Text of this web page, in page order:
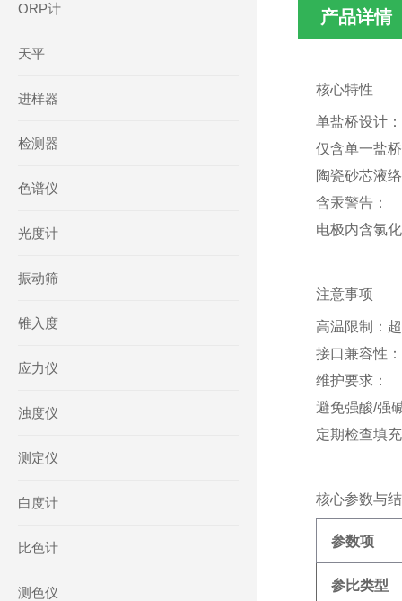
ORP计
天平
进样器
检测器
色谱仪
光度计
振动筛
锥入度
应力仪
浊度仪
测定仪
白度计
比色计
测色仪
产品详情
核心特性
单盐桥设计‌：
仅含单一盐
陶瓷砂芯液
含汞警告‌：
电极内含氯
注意事项
高温限制
：
接口兼容性
维护要求‌：
避免强酸/强
定期检查填
核心参数与
参数项
参比类型